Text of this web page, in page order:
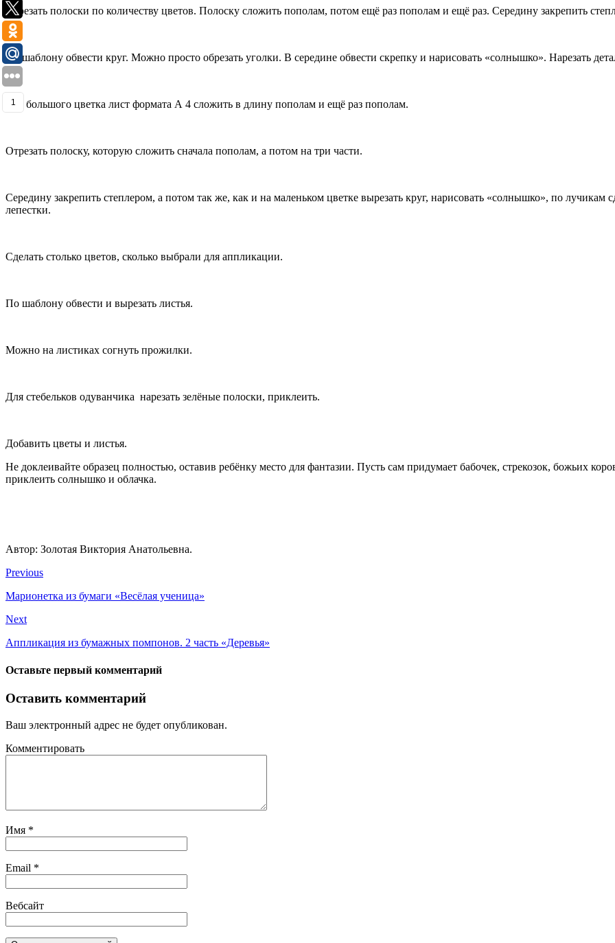
Нарезать полоски по количеству цветов. Полоску сложить пополам, потом ещё раз пополам и ещё раз. Середину закрепить
По шаблону обвести круг. Можно просто обрезать уголки. В середине обвести скрепку и нарисовать «солнышко». Нарезать
Для большого цветка лист формата А 4 сложить в длину пополам и ещё раз пополам.
Отрезать полоску, которую сложить сначала пополам, а потом на три части.
Середину закрепить степлером, а потом так же, как и на маленьком цветке вырезать круг, нарисовать «солнышко», по лучикам
лепестки.
Сделать столько цветов, сколько выбрали для аппликации.
По шаблону обвести и вырезать листья.
Можно на листиках согнуть прожилки.
Для стебельков одуванчика нарезать зелёные полоски, приклеить.
Добавить цветы и листья.
Не доклеивайте образец полностью, оставив ребёнку место для фантазии. Пусть сам придумает бабочек, стрекозок, божьих
приклеить солнышко и облачка.
Автор: Золотая Виктория Анатольевна.
Previous
Марионетка из бумаги «Весёлая ученица»
Next
Аппликация из бумажных помпонов. 2 часть «Деревья»
Оставьте первый комментарий
Оставить комментарий
Ваш электронный адрес не будет опубликован.
Комментировать
Имя *
Email *
Вебсайт
1